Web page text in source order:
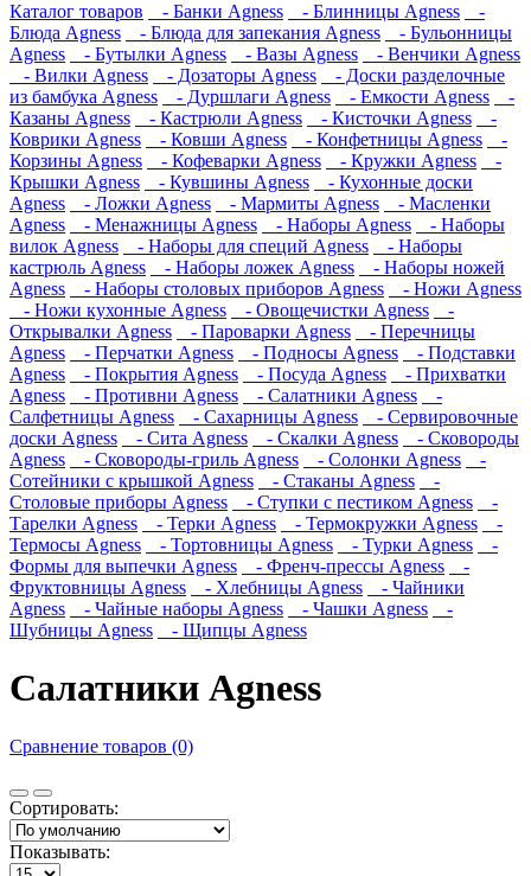
Каталог товаров
- Банки Agness - Блинницы Agness
-
Блюда Agness
- Блюда для запекания Agness
- Бульонницы
Agness
- Бутылки Agness - Вазы Agness
- Венчики Agness
- Вилки Agness
- Дозаторы Agness
- Доски разделочные
из бамбука Agness
- Дуршлаги Agness - Емкости Agness
-
Казаны Agness
- Кастрюли Agness - Кисточки Agness
-
Коврики Agness
- Ковши Agness - Конфетницы Agness
-
Корзины Agness
- Кофеварки Agness - Кружки Agness
-
Крышки Agness
- Кувшины Agness
- Кухонные доски
Agness
- Ложки Agness - Мармиты Agness
- Масленки
Agness
- Менажницы Agness - Наборы Agness
- Наборы
вилок Agness
- Наборы для специй Agness
- Наборы
кастрюль Agness
- Наборы ложек Agness
- Наборы ножей
Agness
- Наборы столовых приборов Agness
- Ножи Agness
- Ножи кухонные Agness
- Овощечистки Agness
-
Открывалки Agness
- Пароварки Agness
- Перечницы
Agness
- Перчатки Agness - Подносы Agness
- Подставки
Agness
- Покрытия Agness - Посуда Agness
- Прихватки
Agness
- Противни Agness - Салатники Agness
-
Салфетницы Agness
- Сахарницы Agness
- Сервировочные
доски Agness
- Сита Agness - Скалки Agness
- Сковороды
Agness
- Сковороды-гриль Agness - Солонки Agness
-
Сотейники с крышкой Agness
- Стаканы Agness
-
Столовые приборы Agness
- Ступки с пестиком Agness
-
Тарелки Agness
- Терки Agness - Термокружки Agness
-
Термосы Agness
- Тортовницы Agness - Турки Agness
-
Формы для выпечки Agness
- Френч-прессы Agness
-
Фруктовницы Agness
- Хлебницы Agness
- Чайники
Agness
- Чайные наборы Agness - Чашки Agness
-
Шубницы Agness
- Щипцы Agness
Салатники Agness
Сравнение товаров (0)
Сортировать:
Показывать: